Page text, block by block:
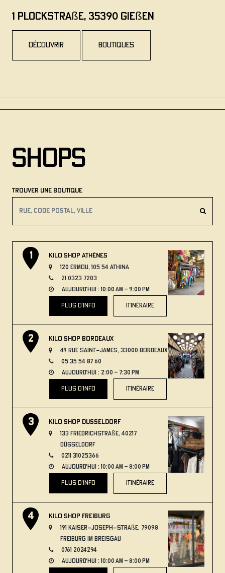
1 Plockstraße, 35390 Gießen
découvrir Boutiques
Shops
Trouver une boutique
Kilo Shop Athènes
120 Ermou, 105 54 Athina
21 0323 7203
aujourd'hui : 10:00 AM – 9:00 PM
plus d'info itinéraire
Kilo Shop Bordeaux
49 Rue Saint-James, 33000 Bordeaux
05 35 54 87 60
aujourd'hui : 2:00 – 7:30 PM
plus d'info itinéraire
Kilo Shop Dusseldorf
133 Friedrichstraße, 40217
Düsseldorf
0211 31025366
aujourd'hui : 10:00 AM – 8:00 PM
plus d'info itinéraire
Kilo Shop Freiburg
191 Kaiser-Joseph-Straße, 79098
Freiburg im Breisgau
0761 2024294
aujourd'hui : 10:00 AM – 8:00 PM